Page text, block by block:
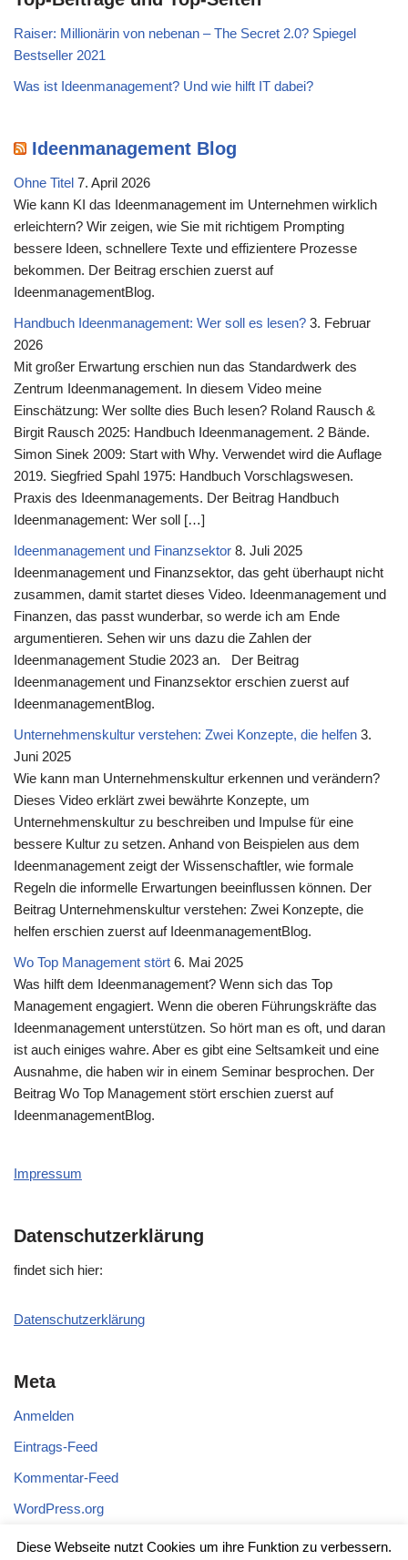
Raiser: Millionärin von nebenan – The Secret 2.0? Spiegel
Bestseller 2021
Was ist Ideenmanagement? Und wie hilft IT dabei?
Ideenmanagement Blog
Ohne Titel 7. April 2026
Wie kann KI das Ideenmanagement im Unternehmen wirklich
erleichtern? Wir zeigen, wie Sie mit richtigem Prompting
bessere Ideen, schnellere Texte und effizientere Prozesse
bekommen. Der Beitrag erschien zuerst auf
IdeenmanagementBlog.
Handbuch Ideenmanagement: Wer soll es lesen? 3. Februar
2026
Mit großer Erwartung erschien nun das Standardwerk des
Zentrum Ideenmanagement. In diesem Video meine
Einschätzung: Wer sollte dies Buch lesen? Roland Rausch &
Birgit Rausch 2025: Handbuch Ideenmanagement. 2 Bände.
Simon Sinek 2009: Start with Why. Verwendet wird die Auflage
2019. Siegfried Spahl 1975: Handbuch Vorschlagswesen.
Praxis des Ideenmanagements. Der Beitrag Handbuch
Ideenmanagement: Wer soll […]
Ideenmanagement und Finanzsektor 8. Juli 2025
Ideenmanagement und Finanzsektor, das geht überhaupt nicht
zusammen, damit startet dieses Video. Ideenmanagement und
Finanzen, das passt wunderbar, so werde ich am Ende
argumentieren. Sehen wir uns dazu die Zahlen der
Ideenmanagement Studie 2023 an. Der Beitrag
Ideenmanagement und Finanzsektor erschien zuerst auf
IdeenmanagementBlog.
Unternehmenskultur verstehen: Zwei Konzepte, die helfen 3.
Juni 2025
Wie kann man Unternehmenskultur erkennen und verändern?
Dieses Video erklärt zwei bewährte Konzepte, um
Unternehmenskultur zu beschreiben und Impulse für eine
bessere Kultur zu setzen. Anhand von Beispielen aus dem
Ideenmanagement zeigt der Wissenschaftler, wie formale
Regeln die informelle Erwartungen beeinflussen können. Der
Beitrag Unternehmenskultur verstehen: Zwei Konzepte, die
helfen erschien zuerst auf IdeenmanagementBlog.
Wo Top Management stört 6. Mai 2025
Was hilft dem Ideenmanagement? Wenn sich das Top
Management engagiert. Wenn die oberen Führungskräfte das
Ideenmanagement unterstützen. So hört man es oft, und daran
ist auch einiges wahre. Aber es gibt eine Seltsamkeit und eine
Ausnahme, die haben wir in einem Seminar besprochen. Der
Beitrag Wo Top Management stört erschien zuerst auf
IdeenmanagementBlog.
Impressum
Datenschutzerklärung
fin­det sich hier:
Daten­schutz­er­klä­rung
Meta
Anmelden
Eintrags-Feed
Kommentar-Feed
WordPress.org
Diese Webseite nutzt Cookies um ihre Funktion zu verbessern.